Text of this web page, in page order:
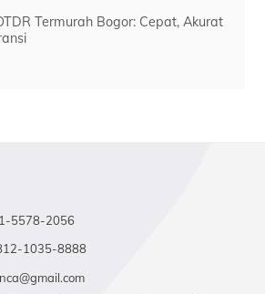
Termurah Bogor: Cepat, Akurat
5578-2056
1035-8888